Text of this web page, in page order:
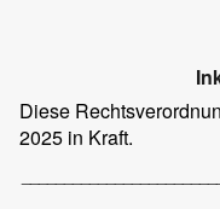
Diese
2025 in Kraft.